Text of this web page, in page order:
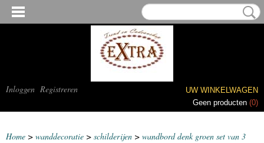
Inloggen Registreren
UW WINKELWAGEN
Geen producten (0)
Home > wanddecoratie > schilderijen > wandbord denk groen set van 3